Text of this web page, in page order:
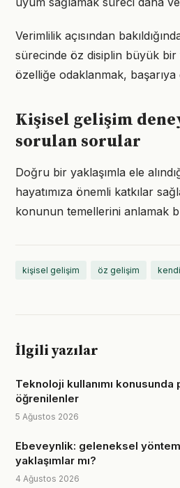
Verimlilik açısından
sürecinde öz disiplin büyük bir
özelliğe odaklanmak, başarıya
Kişisel gelişim
sorulan sorular
Doğru bir yaklaşımla ele
hayatımıza önemli katkılar
konunun temellerini anlamak
kişisel gelişim öz gelişim
İlgili yazılar
Teknoloji kullanımı
öğrenilenler
5 Ağustos 2026
Ebeveynlik: geleneksel
yaklaşımlar mı?
4 Ağustos 2026